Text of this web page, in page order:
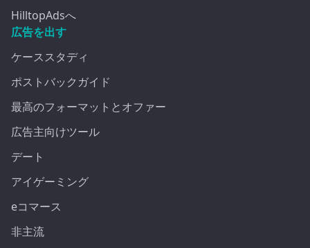
HilltopAdsへ
広告を出す
ケーススタディ
ポストバックガイド
最高のフォーマットとオファー
広告主向けツール
デート
アイゲーミング
eコマース
非主流